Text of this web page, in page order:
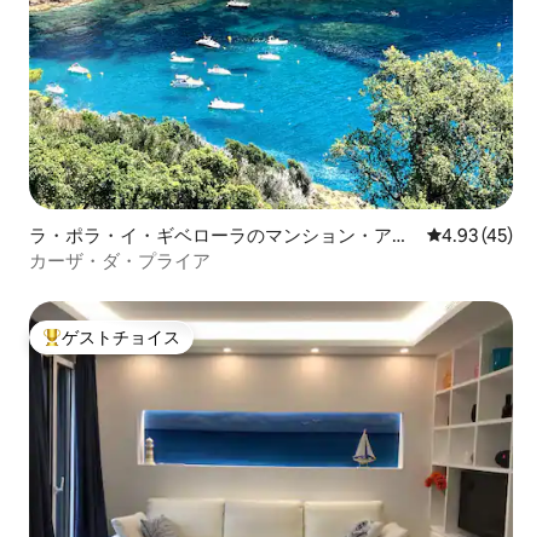
ラ・ポラ・イ・ギベローラのマンション・アパ
ート
レビュー45
4.93 (45)
カーザ・ダ・プライア
大好評のゲストチョイスです。
ゲストチョイス